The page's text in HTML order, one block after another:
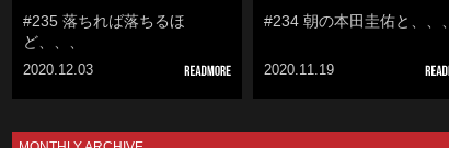
#235 落ちれば落ちるほ
ど、、、
2020.12.03
#234 朝の本田圭佑と、、、
2020.11.19